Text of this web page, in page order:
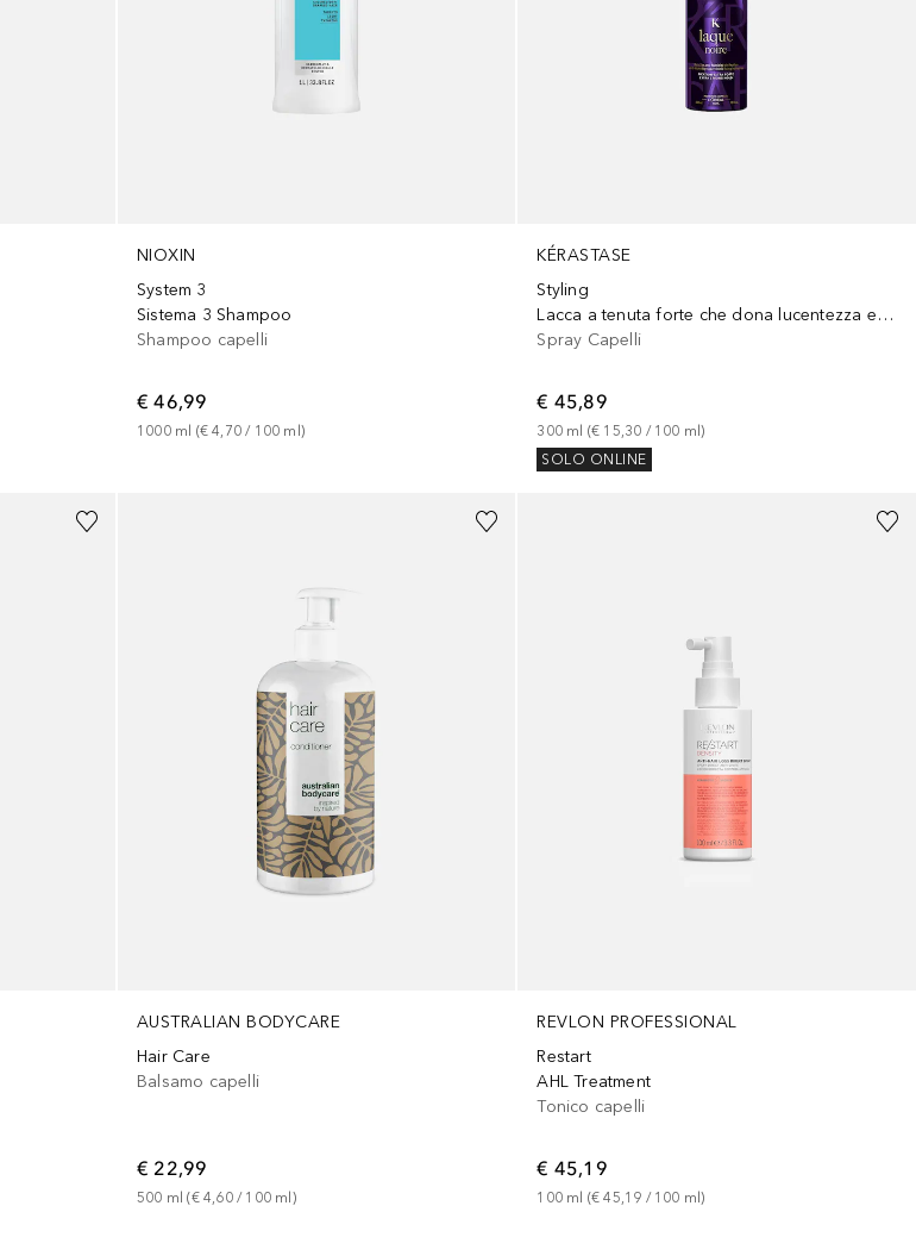
NIOXIN
System 3
Sistema 3 Shampoo
Shampoo capelli
€ 46,99
1000 ml (€ 4,70 / 100 ml)
KÉRASTASE
Styling
Lacca a tenuta forte che dona lucentezza e protegge i capelli dall'umidità
Spray Capelli
€ 45,89
300 ml (€ 15,30 / 100 ml)
SOLO ONLINE
AUSTRALIAN BODYCARE
Hair Care
Balsamo capelli
€ 22,99
500 ml (€ 4,60 / 100 ml )
REVLON PROFESSIONAL
Restart
AHL Treatment
Tonico capelli
€ 45,19
100 ml (€ 45,19 / 100 ml)